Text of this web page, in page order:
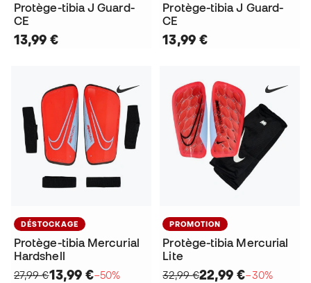
Protège-tibia J Guard-
CE
13,99 €
Protège-tibia J Guard-
CE
13,99 €
DÉSTOCKAGE
Protège-tibia Mercurial
Hardshell
27,99 €13,99 €−50%
PROMOTION
Protège-tibia Mercurial
Lite
32,99 €22,99 €−30%